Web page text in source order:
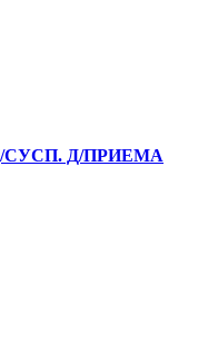
СУСП. Д/ПРИЕМА